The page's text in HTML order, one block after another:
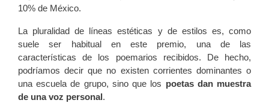
10% de México.
La pluralidad de líneas estéticas y de estilos es, como
suele ser habitual en este premio, una de las
características de los poemarios recibidos. De hecho,
podríamos decir que no existen corrientes dominantes o
una escuela de grupo, sino que los poetas dan muestra
de una voz personal .